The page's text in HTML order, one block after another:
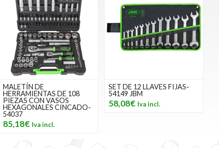
MALETÍN DE
HERRAMIENTAS DE 108
PIEZAS CON VASOS
HEXAGONALES CINCADO-
54037
85,18€
SET DE 12 LLAVES FIJAS-
54149 JBM
58,08€